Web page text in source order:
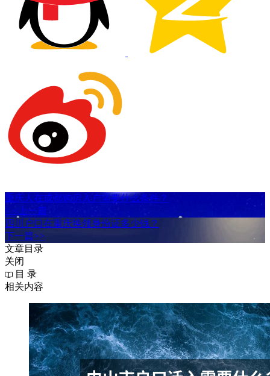
重庆人在成都购房入户需要什么条件？
< <上一篇
四川户口在重庆换领身份证多少钱？
下一篇>>
文章目录
关闭
目 录
相关内容